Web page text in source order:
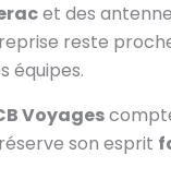
et des
reste
équipes.
Voyages
son esprit